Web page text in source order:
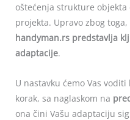
oštećenja strukture
projekta. Upravo zbog toga,
handyman.rs predstavlja
adaptacije.
U nastavku ćemo Vas
korak, sa naglaskom na
ona čini Vašu adaptaciju